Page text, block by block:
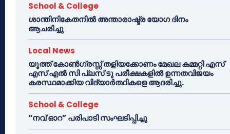
School & College
ശാന്തിനികേതനിൽ അന്താരാഷ്ട്ര യോഗ ദിനം
ആചരിച്ചു
Local News
യൂത്ത് കോൺഗ്രസ്സ് തളിയക്കോണം മേഖല കമ്മറ്റി എസ്
എസ് എൽ സി പ്ലസ് ടു പരീക്ഷകളിൽ ഉന്നതവിജയം
കരസ്ഥമാക്കിയ വിദ്യാർത്ഥികളെ ആദരിച്ചു.
School & College
“നവ് ഓറ” പരിപാടി സംഘടിപ്പിച്ചു